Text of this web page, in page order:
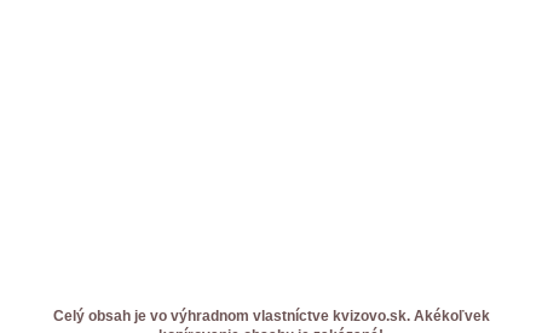
Celý obsah je vo výhradnom vlastníctve kvizovo.sk. Akékoľvek